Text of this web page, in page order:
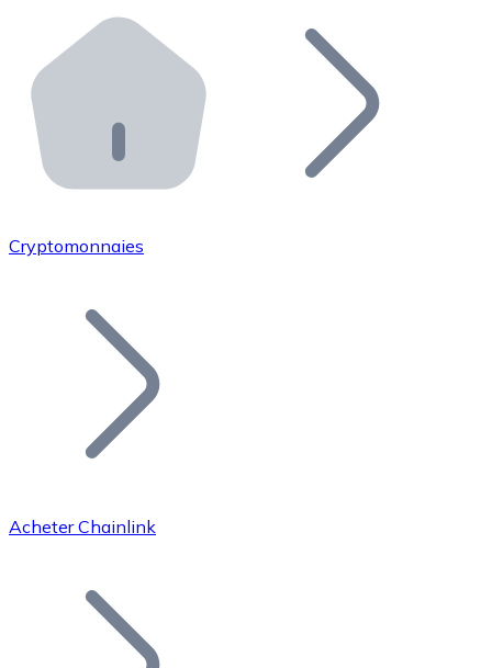
Distributeurs automatiques Bitnovo
Intégrez un ATM Bitnovo dans votre entreprise et
API Bitnovo
Intégrez notre API dans votre écosystème.
Rejoignez notre réseau de distributeurs et
Ajoutez le token de votre projet à notre service
Bitcoin
Cryptomonnaies
Acheter Chainlink